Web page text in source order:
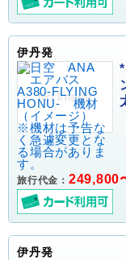
伊丹発
旅行代金： 249,800
伊丹発